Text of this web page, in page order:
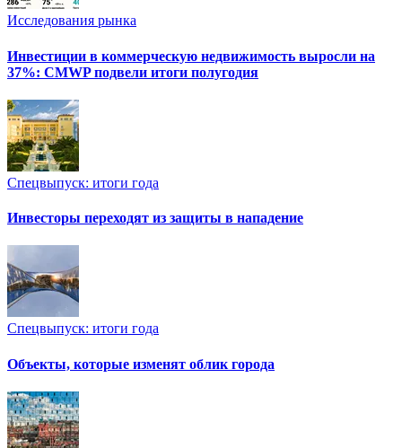
Исследования рынка
Инвестиции в коммерческую недвижимость выросли на
37%: CMWP подвели итоги полугодия
Спецвыпуск: итоги года
Инвесторы переходят из защиты в нападение
Спецвыпуск: итоги года
Объекты, которые изменят облик города